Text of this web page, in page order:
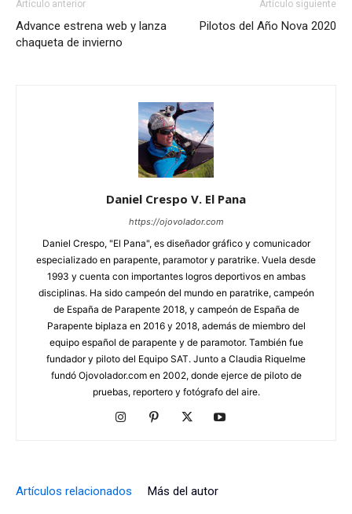
Artículo anterior
Advance estrena web y lanza
chaqueta de invierno
Artículo siguiente
Pilotos del Año Nova 2020
Daniel Crespo V. El Pana
https://ojovolador.com
Daniel Crespo, "El Pana", es diseñador gráfico y comunicador
especializado en parapente, paramotor y paratrike. Vuela desde
1993 y cuenta con importantes logros deportivos en ambas
disciplinas. Ha sido campeón del mundo en paratrike, campeón
de España de Parapente 2018, y campeón de España de
Parapente biplaza en 2016 y 2018, además de miembro del
equipo español de parapente y de paramotor. También fue
fundador y piloto del Equipo SAT. Junto a Claudia Riquelme
fundó Ojovolador.com en 2002, donde ejerce de piloto de
pruebas, reportero y fotógrafo del aire.
Artículos relacionados Más del autor